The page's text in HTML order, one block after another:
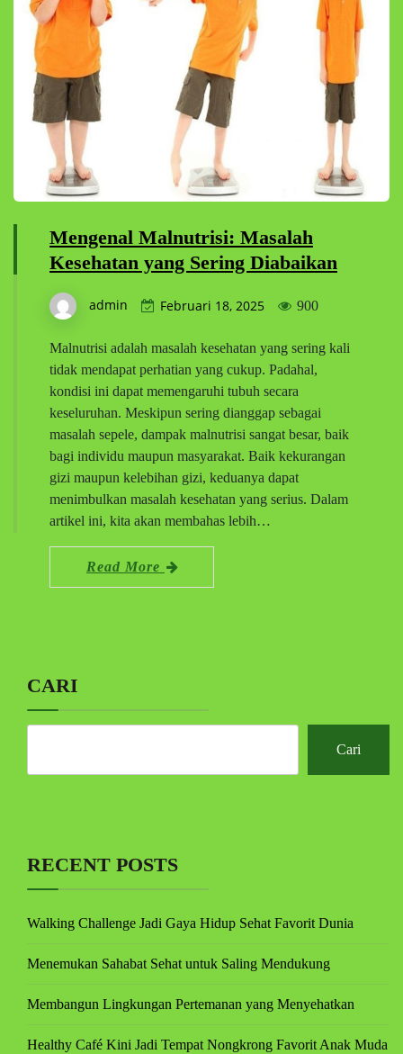
Mengenal Malnutrisi: Masalah
Kesehatan yang Sering Diabaikan
admin Februari 18, 2025 900
Malnutrisi adalah masalah kesehatan yang sering kali
tidak mendapat perhatian yang cukup. Padahal,
kondisi ini dapat memengaruhi tubuh secara
keseluruhan. Meskipun sering dianggap sebagai
masalah sepele, dampak malnutrisi sangat besar, baik
bagi individu maupun masyarakat. Baik kekurangan
gizi maupun kelebihan gizi, keduanya dapat
menimbulkan masalah kesehatan yang serius. Dalam
artikel ini, kita akan membahas lebih…
Read More
CARI
Cari
RECENT POSTS
Walking Challenge Jadi Gaya Hidup Sehat Favorit Dunia
Menemukan Sahabat Sehat untuk Saling Mendukung
Membangun Lingkungan Pertemanan yang Menyehatkan
Healthy Café Kini Jadi Tempat Nongkrong Favorit Anak Muda